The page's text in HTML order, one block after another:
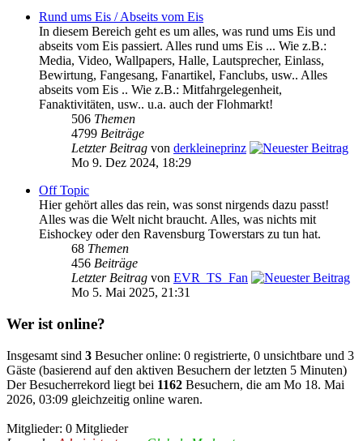
Rund ums Eis / Abseits vom Eis
In diesem Bereich geht es um alles, was rund ums Eis und
abseits vom Eis passiert. Alles rund ums Eis ... Wie z.B.:
Media, Video, Wallpapers, Halle, Lautsprecher, Einlass,
Bewirtung, Fangesang, Fanartikel, Fanclubs, usw.. Alles
abseits vom Eis .. Wie z.B.: Mitfahrgelegenheit,
Fanaktivitäten, usw.. u.a. auch der Flohmarkt!
506 Themen
4799 Beiträge
Letzter Beitrag von derkleineprinz
Mo 9. Dez 2024, 18:29
Off Topic
Hier gehört alles das rein, was sonst nirgends dazu passt!
Alles was die Welt nicht braucht. Alles, was nichts mit
Eishockey oder den Ravensburg Towerstars zu tun hat.
68 Themen
456 Beiträge
Letzter Beitrag von EVR_TS_Fan
Mo 5. Mai 2025, 21:31
Wer ist online?
Insgesamt sind 3 Besucher online: 0 registrierte, 0 unsichtbare und 3
Gäste (basierend auf den aktiven Besuchern der letzten 5 Minuten)
Der Besucherrekord liegt bei 1162 Besuchern, die am Mo 18. Mai
2026, 03:09 gleichzeitig online waren.
Mitglieder: 0 Mitglieder